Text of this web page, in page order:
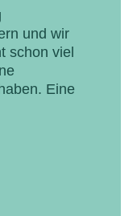
und wir
schon viel
Eine